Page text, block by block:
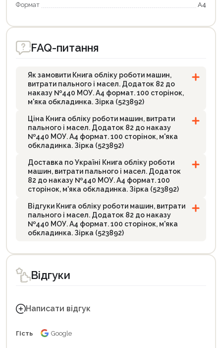
Формат А4
FAQ-питання
Як замовити Книга обліку роботи машин,
витрати пального і масел. Додаток 82 до
наказу №440 МОУ. А4 формат. 100 сторінок,
м'яка обкладинка. Зірка (523892)
Ціна Книга обліку роботи машин, витрати
пального і масел. Додаток 82 до наказу
№440 МОУ. А4 формат. 100 сторінок, м'яка
обкладинка. Зірка (523892)
Доставка по Україні Книга обліку роботи
машин, витрати пального і масел. Додаток
82 до наказу №440 МОУ. А4 формат. 100
сторінок, м'яка обкладинка. Зірка (523892)
Відгуки Книга обліку роботи машин, витрати
пального і масел. Додаток 82 до наказу
№440 МОУ. А4 формат. 100 сторінок, м'яка
обкладинка. Зірка (523892)
Відгуки
Написати відгук
Гість Google
Продовжити покупки